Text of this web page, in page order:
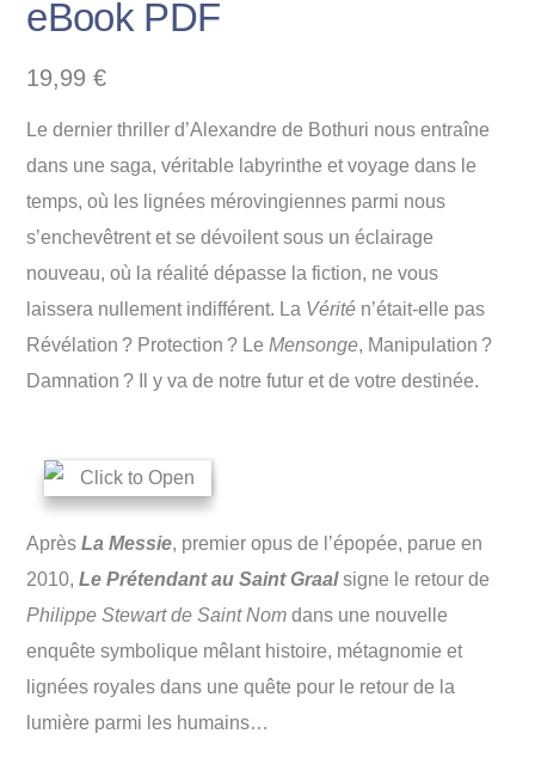
eBook PDF
19,99€
Le dernier thriller d’Alexandre de Bothuri nous entraîne
dans une saga, véritable labyrinthe et voyage dans le
temps, où les lignées mérovingiennes parmi nous
s’enchevêtrent et se dévoilent sous un éclairage
nouveau, où la réalité dépasse la fiction, ne vous
laissera nullement indifférent. La Vérité n’était-elle pas
Révélation ? Protection ? LeMensonge, Manipulation ?
Damnation ? Il y va de notre futur et de votre destinée.
AprèsLa Messie, premier opus de l’épopée, parue en
2010,Le Prétendant au Saint Graalsigne le retour de
Philippe Stewart de Saint Nom dans une nouvelle
enquête symbolique mêlant histoire, métagnomie et
lignées royales dans une quête pour le retour de la
lumière parmi les humains…